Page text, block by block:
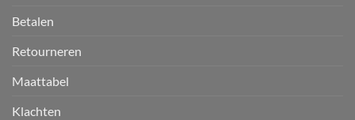
Betalen
Retourneren
Maattabel
Klachten